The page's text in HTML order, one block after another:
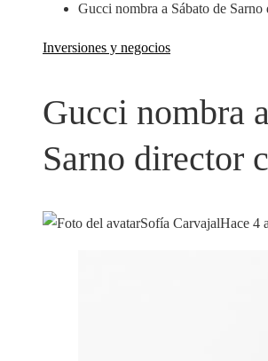
Gucci nombra a Sábato de
Inversiones y negocios
Gucci nombra
Sarno director
Sofía CarvajalHace 4